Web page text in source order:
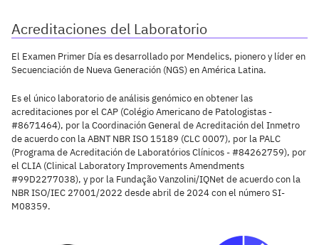
Acreditaciones del Laboratorio
El Examen Primer Día es desarrollado por Mendelics, pionero y líder en
Secuenciación de Nueva Generación (NGS) en América Latina.
Es el único laboratorio de análisis genómico en obtener las
acreditaciones por el CAP (Colégio Americano de Patologistas -
#8671464), por la Coordinación General de Acreditación del Inmetro
de acuerdo con la ABNT NBR ISO 15189 (CLC 0007), por la PALC
(Programa de Acreditación de Laboratórios Clínicos - #84262759), por
el CLIA (Clinical Laboratory Improvements Amendments
#99D2277038), y por la Fundação Vanzolini/IQNet de acuerdo con la
NBR ISO/IEC 27001/2022 desde abril de 2024 con el número SI-
M08359.